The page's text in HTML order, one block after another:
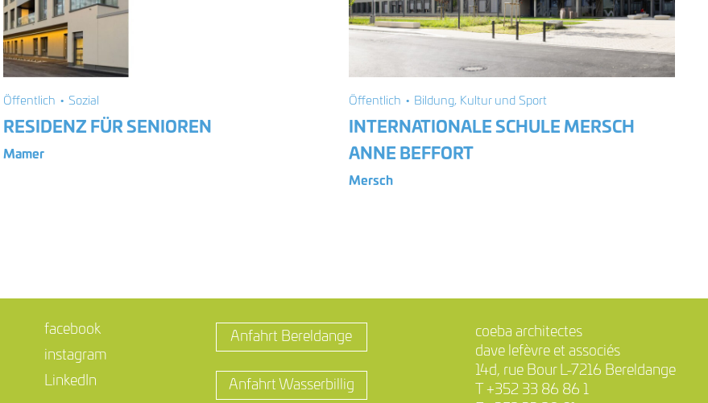
Öffentlich • Sozial
RESIDENZ FÜR SENIOREN
Mamer
Öffentlich • Bildung, Kultur und Sport
INTERNATIONALE SCHULE MERSCH
ANNE BEFFORT
Mersch
facebook
instagram
LinkedIn
Anfahrt Bereldange
Anfahrt Wasserbillig
coeba architectes
dave lefèvre et associés
14d, rue Bour L-7216 Bereldange
T +352 33 86 86 1